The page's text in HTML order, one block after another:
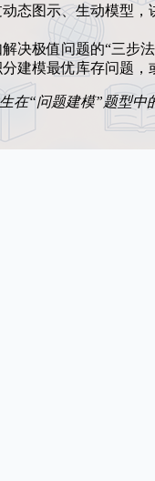
态图示、生动模型
决极值问题的“三步
建模最优库存问题，
在“问题建模”题型中